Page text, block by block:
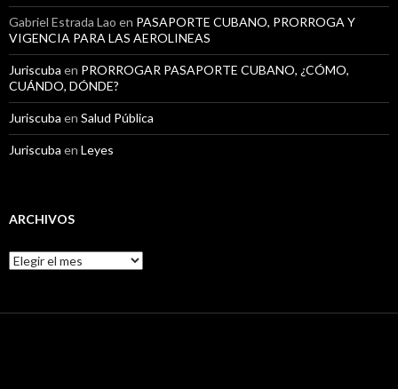
Gabriel Estrada Lao en PASAPORTE CUBANO, PRORROGA Y
VIGENCIA PARA LAS AEROLINEAS
Juriscuba en PRORROGAR PASAPORTE CUBANO, ¿CÓMO,
CUÁNDO, DÓNDE?
Juriscuba en Salud Pública
Juriscuba en Leyes
ARCHIVOS
A
r